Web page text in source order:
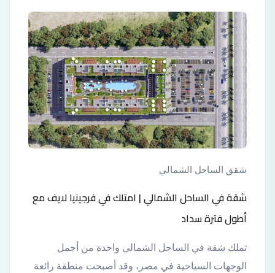
شقق الساحل الشمالي
شقة في الساحل الشمالي | امتلك في فرجينيا لايف مع
أطول فترة سداد
تملك شقة في الساحل الشمالي واحدة من أجمل
الوجهات السياحية في مصر، وقد أصبحت منطقة رائعة